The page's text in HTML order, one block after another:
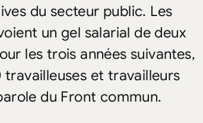
du secteur public. Les
un gel salarial de deux
les trois années suivantes,
et travailleurs
du Front commun.